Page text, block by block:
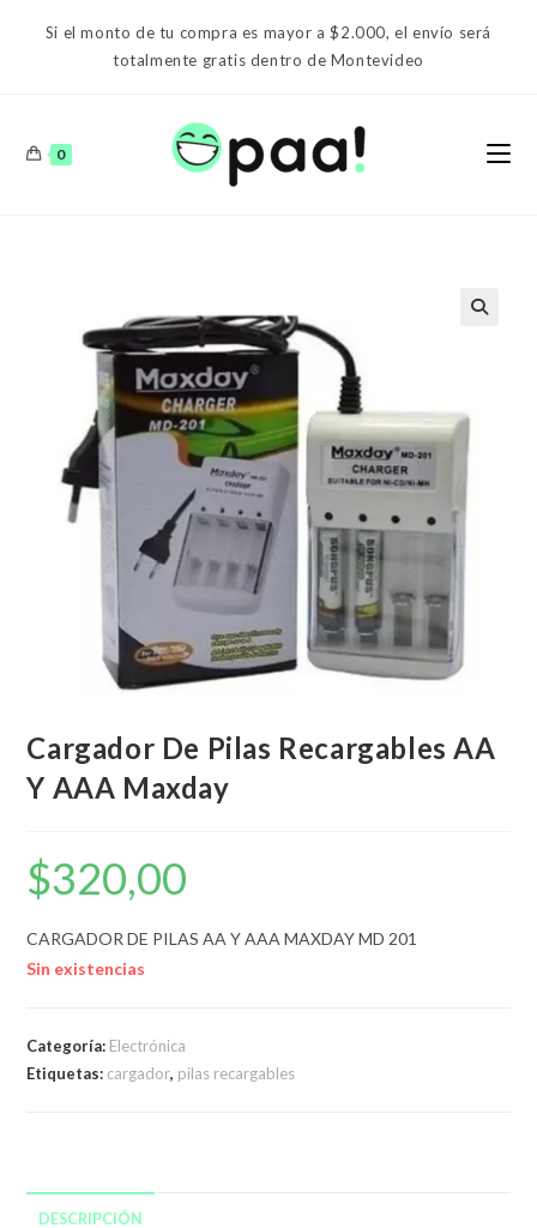
Si el monto de tu compra es mayor a $2.000, el envío será
totalmente gratis dentro de Montevideo
0
Cargador De Pilas Recargables AA
Y AAA Maxday
$320,00
CARGADOR DE PILAS AA Y AAA MAXDAY MD 201
Sin existencias
Categoría: Electrónica
Etiquetas: cargador, pilas recargables
DESCRIPCIÓN